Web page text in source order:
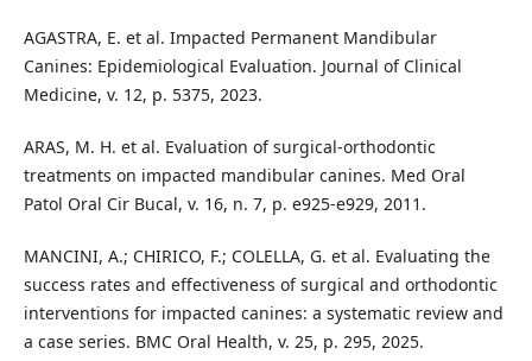
AGASTRA, E. et al. Impacted Permanent Mandibular
Canines: Epidemiological Evaluation. Journal of Clinical
Medicine, v. 12, p. 5375, 2023.
ARAS, M. H. et al. Evaluation of surgical-orthodontic
treatments on impacted mandibular canines. Med Oral
Patol Oral Cir Bucal, v. 16, n. 7, p. e925-e929, 2011.
MANCINI, A.; CHIRICO, F.; COLELLA, G. et al. Evaluating the
success rates and effectiveness of surgical and orthodontic
interventions for impacted canines: a systematic review and
a case series. BMC Oral Health, v. 25, p. 295, 2025.